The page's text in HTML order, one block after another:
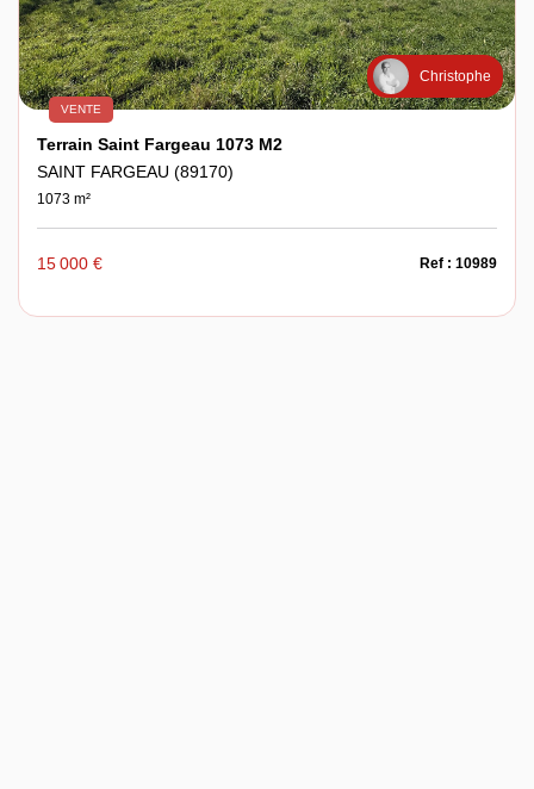
Christophe
VENTE
Terrain Saint Fargeau 1073 M2
SAINT FARGEAU (89170)
1073 m²
15 000 € Ref : 10989